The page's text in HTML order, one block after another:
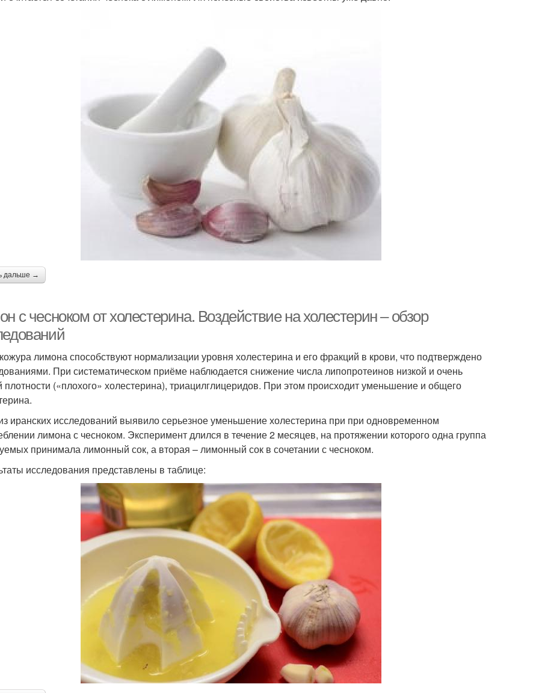
дальше →
с чесноком от холестерина. Воздействие на холестерин – обзор
лимона способствуют нормализации уровня холестерина и его фракций в крови, что подтверждено
При систематическом приёме наблюдается снижение числа липопротеинов низкой и очень
плотности («плохого» холестерина), триацилглицеридов. При этом происходит уменьшение и общего
иранских исследований выявило серьезное уменьшение холестерина при при одновременном
лимона с чесноком. Эксперимент длился в течение 2 месяцев, на протяжении которого одна группа
принимала лимонный сок, а вторая – лимонный сок в сочетании с чесноком.
исследования представлены в таблице: